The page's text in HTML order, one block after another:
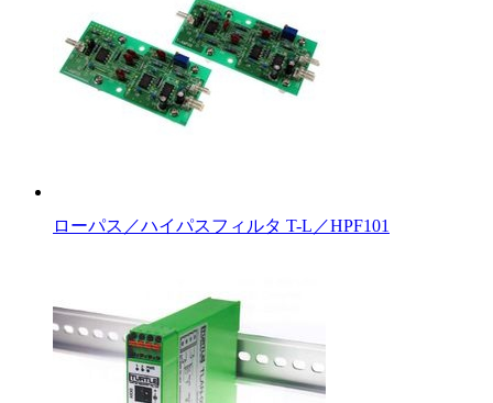
ローパス／ハイパスフィルタ T-L／HPF101